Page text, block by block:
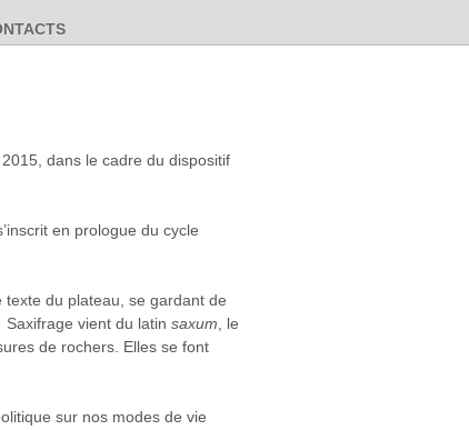
dans le cadre du dispositif
s’inscrit en prologue du cycle
du plateau, se gardant de
vient du latin saxum , le
de rochers. Elles se font
sur nos modes de vie